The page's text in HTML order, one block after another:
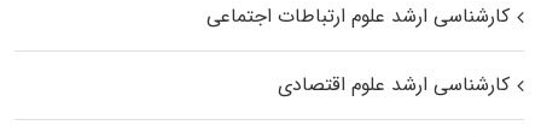
کارشناسی ارشد علوم ارتباطات اجتماعی
کارشناسی ارشد علوم اقتصادی